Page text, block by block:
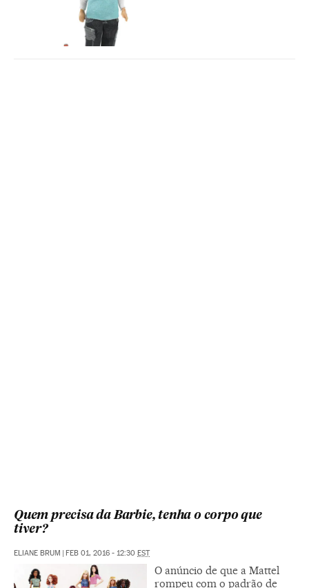
Quem precisa da Barbie, tenha o corpo que
tiver?
ELIANE BRUM FEB 01, 2016 - 12:30 EST
O anúncio de que a Mattel
rompeu com o padrão de